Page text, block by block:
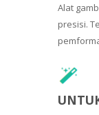
Alat
presisi.